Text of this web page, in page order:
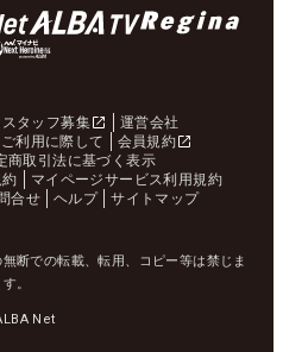
スタッフ募集
運営会社
ご利用に際して
会員規約
商取引法に基づく表示
マイページサービス利用規約
合せ ヘルプ サイトマップ
断での転載、転用、コピー等は禁じま
す。
Net